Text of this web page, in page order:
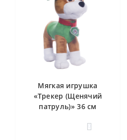
Мягкая игрушка
«Трекер (Щенячий
патруль)» 36 см
0